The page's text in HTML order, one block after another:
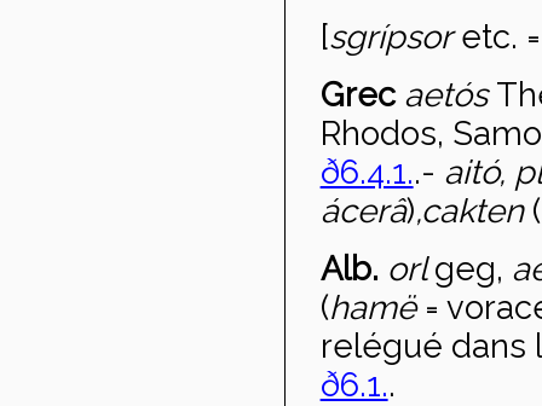
[sgrípsoretc.
Grec aetós
Rhodos,
ð6.4.1..- aitó,
ácerâ),cakten
Alb. orlgeg,
(hamë=
relégué dans
ð6.1..